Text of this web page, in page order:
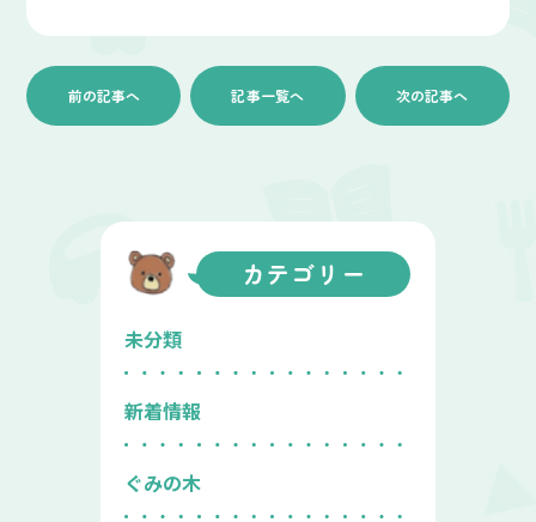
前の記事へ 記事一覧へ 次の記事へ
カテゴリー
未分類
新着情報
ぐみの木